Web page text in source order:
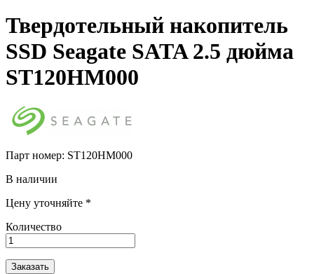
Твердотельный накопитель
SSD Seagate SATA 2.5 дюйма
ST120HM000
Парт номер: ST120HM000
В наличии
Цену уточняйте *
Количество
Заказать